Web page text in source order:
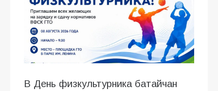
В День физкультурника батайчан